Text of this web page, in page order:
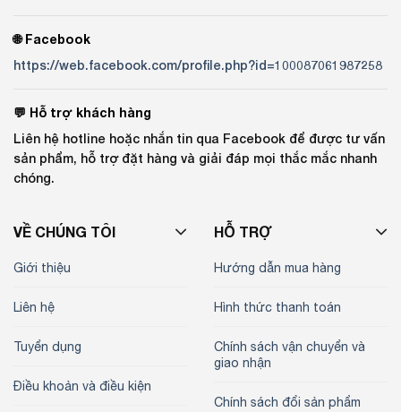
🌐 Facebook
https://web.facebook.com/profile.php?id=100087061987258
💬 Hỗ trợ khách hàng
Liên hệ hotline hoặc nhắn tin qua Facebook để được tư vấn
sản phẩm, hỗ trợ đặt hàng và giải đáp mọi thắc mắc nhanh
chóng.
VỀ CHÚNG TÔI
Giới thiệu
Liên hệ
Tuyển dụng
Điều khoản và điều kiện
HỖ TRỢ
Hướng dẫn mua hàng
Hình thức thanh toán
Chính sách vận chuyển và
giao nhận
Chính sách đổi sản phẩm